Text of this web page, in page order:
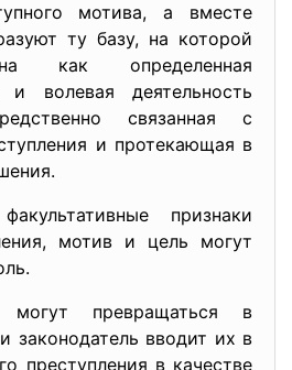
мотива, а вместе
ту базу, на которой
как определенная
и волевая деятельность
связанная с
и протекающая в
признаки
мотив и цель могут
могут превращаться в
законодатель вводит их в
преступления в качестве